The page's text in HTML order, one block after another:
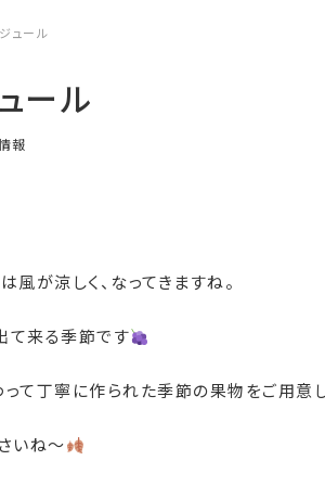
ュール
ール
報
風が涼しく、なってきますね。
て来る季節です
て丁寧に作られた季節の果物をご用意し
いね〜